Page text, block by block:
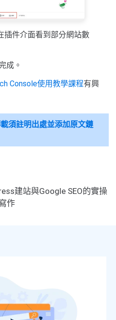
插件介面看到部分網站數
成。
Console使用教學課程有興
須註明出處並添加原文鏈
建站與Google SEO的實操
作